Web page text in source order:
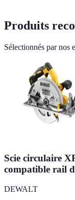
Produits
Sélectionnés par nos
Scie circulaire
compatible rail
DEWALT